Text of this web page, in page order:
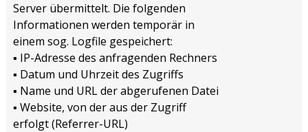
Server übermittelt. Die folgenden
Informationen werden temporär in
einem sog. Logfile gespeichert:
▪ IP-Adresse des anfragenden Rechners
▪ Datum und Uhrzeit des Zugriffs
▪ Name und URL der abgerufenen Datei
▪ Website, von der aus der Zugriff
erfolgt (Referrer-URL)